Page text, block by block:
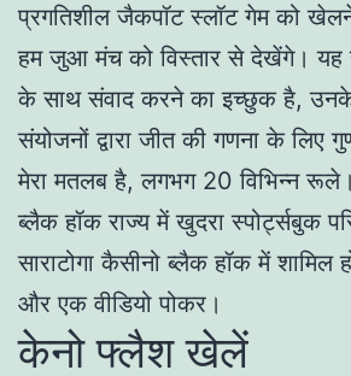
प्रगतिशील जैकपॉट स्लॉट गेम को
हम जुआ मंच को विस्तार से देखेंगे। यह
के साथ संवाद करने का इच्छुक है, उनके
संयोजनों द्वारा जीत की गणना के लिए
मेरा मतलब है, लगभग 20 विभिन्न रूले।
ब्लैक हॉक राज्य में खुदरा स्पोर्ट्सबुक
साराटोगा कैसीनो ब्लैक हॉक में शामिल
और एक वीडियो पोकर।
केनो फ्लैश खेलें